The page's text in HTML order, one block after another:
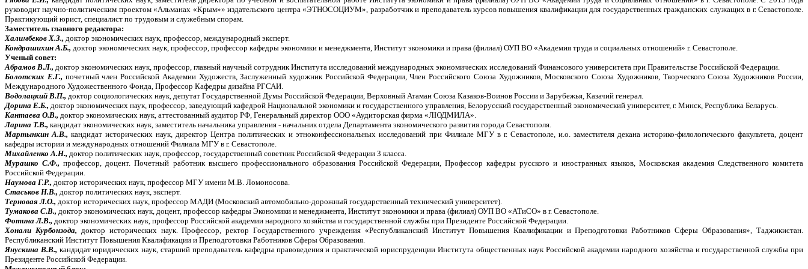
руководит научно-политическим проектом «Альманах «Крым»» издательского центра «ЭТНОСОЦИУМ», разработчик и преподаватель курсов повышения квалификации для государственных гражданских служащих в г. Севастополе.
Практикующий юрист, специалист по трудовым и служебным спорам.
Заместитель главного редактора:
Халимбеков Х.З., доктор экономических наук, профессор, международный эксперт.
Кондрашихин А.Б., доктор экономических наук, профессор, профессор кафедры экономики и менеджмента, Институт экономики и права (филиал) ОУП ВО «Академия труда и социальных отношений» г. Севастополе.
Ученый совет:
Абрамов В.Л., доктор экономических наук, профессор, главный научный сотрудник Института исследований международных экономических исследований Финансового университета при Правительстве Российской Федерации.
Болотских Е.Г., почетный член Российской Академии Художеств, Заслуженный художник Российской Федерации, Член Российского Союза Художников, Московского Союза Художников, Творческого Союза Художников России,
Международного Художественного Фонда, Профессор Кафедры дизайна РГСАИ.
Водолацкий В.П., доктор социологических наук, депутат Государственной Думы Российской Федерации, Верховный Атаман Союза Казаков-Воинов России и Зарубежья, Казачий генерал.
Дорина Е.Б., доктор экономических наук, профессор, заведующий кафедрой Национальной экономики и государственного управления, Белорусский государственный экономический университет, г. Минск, Республика Беларусь.
Кантаева О.В., доктор экономических наук, аттестованный аудитор РФ, Генеральный директор ООО «Аудиторская фирма «ЛЮДМИЛА».
Ларина Т.В., кандидат экономических наук, заместитель начальника управления - начальник отдела Департамента экономического развития города Севастополя.
Мартынкин А.В.,кандидат исторических наук, директор Центра политических и этноконфессиональных исследований при Филиале МГУ в г. Севастополе, и.о. заместителя декана историко-филологического факультета, доцент
кафедры истории и международных отношений Филиала МГУ в г. Севастополе.
Михайленко А.Н., доктор политических наук, профессор, государственный советник Российской Федерации 3 класса.
Мурашко С.Ф.,профессор, доцент. Почетный работник высшего профессионального образования Российской Федерации, Профессор кафедры русского и иностранных языков, Московская академия Следственного комитета
Российской Федерации.
Наумова Г.Р., доктор исторических наук, профессор МГУ имени М.В. Ломоносова.
Стаськов Н.В., доктор политических наук, эксперт.
Терновая Л.О., доктор исторических наук, профессор МАДИ (Московский автомобильно-дорожный государственный технический университет).
Тумакова С.В., доктор экономических наук, доцент, профессор кафедры Экономики и менеджмента, Институт экономики и права (филиал) ОУП ВО «АТиСО» в г. Севастополе.
Фотина Л.В., доктор экономических наук, профессор Российской академии народного хозяйства и государственной службы при Президенте Российской Федерации.
Хонали Курбонзода, доктор исторических наук. Профессор, ректор Государственного учреждения «Республиканский Институт Повышения Квалификации и Преподготовки Работников Сферы Образования», Таджикистан.
Республиканский Институт Повышения Квалификации и Преподготовки Работников Сферы Образования.
Янускина В.В., кандидат юридических наук, старший преподаватель кафедры правоведения и практической юриспруденции Института общественных наук Российской академии народного хозяйства и государственной службы при
Президенте Российской Федерации.